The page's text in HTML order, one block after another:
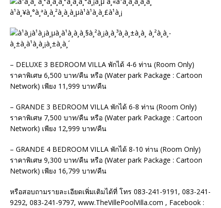
– DELUXE 3 BEDROOM VILLA พักได้ 4-6 ท่าน (Room Only)
ราคาพิเศษ 6,500 บาท/คืน หรือ (Water park Package : Cartoon
Network) เพียง 11,999 บาท/คืน
– GRANDE 3 BEDROOM VILLA พักได้ 6-8 ท่าน (Room Only)
ราคาพิเศษ 7,500 บาท/คืน หรือ (Water park Package : Cartoon
Network) เพียง 12,999 บาท/คืน
– GRANDE 4 BEDROOM VILLA พักได้ 8-10 ท่าน (Room Only)
ราคาพิเศษ 9,300 บาท/คืน หรือ (Water park Package : Cartoon
Network) เพียง 16,799 บาท/คืน
หรือสอบถามรายละเอียดเพิ่มเติมได้ที่ โทร 083-241-9191, 083-241-
9292, 083-241-9797, www.TheVillePoolVilla.com , Facebook :